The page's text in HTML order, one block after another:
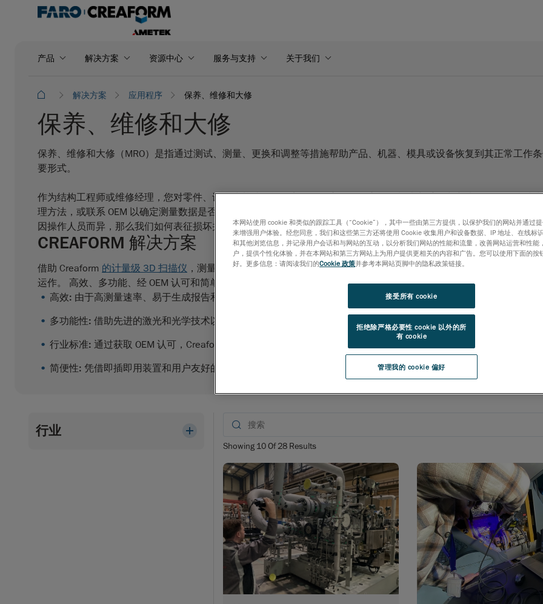
产品 解决方案 资源中心 服务与支持 关于我们
解决方案 应用程序 保养、维修和大修
保养、维修和大修
保养、维修和大修（MRO）是指通过测试、测量、更换和调整等措施帮助产品、机器、模具或设备恢复到其正常工作
要形式。
作为结构工程师或维修经理，您对零件、设备或基础设施的完整性负责。您负责根据制造商手册中详述的验收标准对
理方法，或联系 OEM 以确定测量数据是否不符合验收标准。不可靠的数据和不可重复的结果以及挑用户的测量工具
因操作人员而异，那么我们如何表征损坏并采取纠正措施？更重要的是，在明知重要操作和安全问题迫在眉睫的情况
CREAFORM 解决方案
借助 Creaform 的计量级 3D 扫描仪 ，测量结果非常可靠。无论操作人员的经验和技能如何，测量数据都可重复且十
运作。 高效、多功能、经 OEM 认可和简单易用的 3D 扫描工具和软件可帮助您实现目标并克服挑战。
高效: 由于高测量速率、易于生成报告和不挑用户的特点，几分钟内即可获取数据，节省了宝贵的采集和分析时间。
多功能性: 借助先进的激光和光学技术以及无限扫描能力，3D 扫描仪可以在不同的工作环境和应用场景下测量不同
行业标准: 通过获取 OEM 认可，Creaform 的技术产品符合大型 OEM 公司的服务合同要求，并作为其官方服务设备
简便性: 凭借即插即用装置和用户友好的界面，操作人员可以快速可靠地进行测量。
行业
Showing 10Of28 Results
本网站使用 cookie 和类似的跟踪工具（“Cookie”），其中一些由第三方提供，以保护我们的网站并通过
来增强用户体验。经您同意，我们和这些第三方还将使用 Cookie 收集用户和设备数据、IP 地址、在线标
和其他浏览信息，并记录用户会话和与网站的互动，以分析我们网站的性能和流量，改善网站运营和性能
户，提供个性化体验，并在本网站和第三方网站上为用户提供更相关的内容和广告。您可以使用下面的按
好。更多信息：请阅读我们的Cookie 政策并参考本网站页脚中的隐私政策链接。
管理我的 cookie 偏好
拒绝除严格必要性 cookie 以外的所
有 cookie
接受所有 cookie